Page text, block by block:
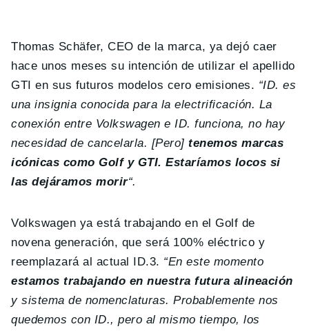
Thomas Schäfer, CEO de la marca, ya dejó caer
hace unos meses su intención de utilizar el apellido
GTI en sus futuros modelos cero emisiones. “ID. es
una insignia conocida para la electrificación. La
conexión entre Volkswagen e ID. funciona, no hay
necesidad de cancelarla. [Pero]tenemos marcas
icónicas como Golf y GTI. Estaríamos locos si
las dejáramos morir“.
Volkswagen ya está trabajando en el Golf de
novena generación, que será 100% eléctrico y
reemplazará al actual ID.3. “En este momento
estamos trabajando en nuestra futura alineación
y sistema de nomenclaturas. Probablemente nos
quedemos con ID., pero al mismo tiempo, los